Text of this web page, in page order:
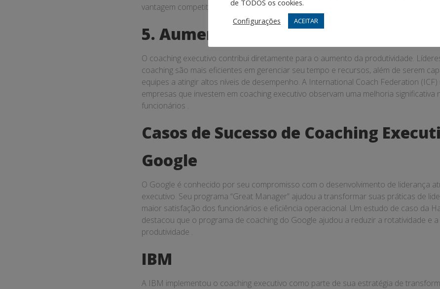
vantagem competitiva e crescimento sustentável .
5. Aumento da Produtividade
O coaching executivo contribui diretamente para o aumento da produtividade.
coaching são mais eficientes em gerenciar seu tempo e recursos, além de serem
equipes a atingir altos níveis de desempenho. A International Coach Federation
empresas que investem em coaching executivo observam uma melhoria significativa
funcionários .
Casos de Sucesso de Coaching
Google
O Google é conhecido por seu compromisso com o desenvolvimento de liderança
executivo. Seu programa “Great Manager” ajudou a transformar suas práticas de
maior satisfação dos funcionários e eficiência operacional. Um estudo de caso da
destacou que o programa de coaching do Google ajudou a reduzir a rotatividade e
produtividade .
IBM
A IBM implementou o coaching executivo como parte de sua estratégia de
de TODOS os cookies.
Configurações
ACEITAR